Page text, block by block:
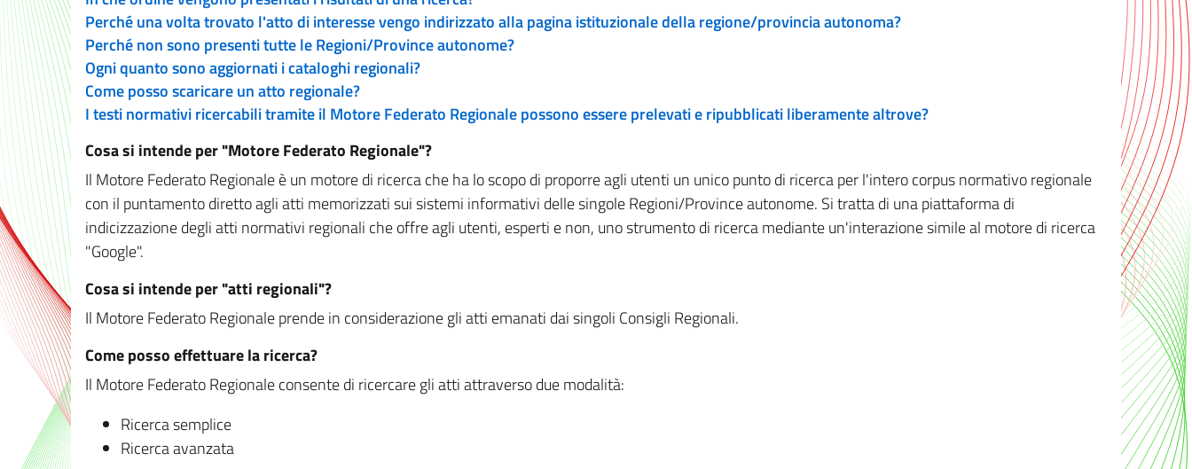
Perché una volta trovato l'atto di interesse vengo indirizzato alla pagina istituzionale della regione/provincia autonoma?
Perché non sono presenti tutte le Regioni/Province autonome?
Ogni quanto sono aggiornati i cataloghi regionali?
Come posso scaricare un atto regionale?
I testi normativi ricercabili tramite il Motore Federato Regionale possono essere prelevati e ripubblicati liberamente altrove?
Cosa si intende per "Motore Federato Regionale"?
Il Motore Federato Regionale è un motore di ricerca che ha lo scopo di proporre agli utenti un unico punto di ricerca per l'intero corpus normativo regionale
con il puntamento diretto agli atti memorizzati sui sistemi informativi delle singole Regioni/Province autonome. Si tratta di una piattaforma di
indicizzazione degli atti normativi regionali che offre agli utenti, esperti e non, uno strumento di ricerca mediante un'interazione simile al motore di ricerca
"Google".
Cosa si intende per "atti regionali"?
Il Motore Federato Regionale prende in considerazione gli atti emanati dai singoli Consigli Regionali.
Come posso effettuare la ricerca?
Il Motore Federato Regionale consente di ricercare gli atti attraverso due modalità:
Ricerca semplice
Ricerca avanzata